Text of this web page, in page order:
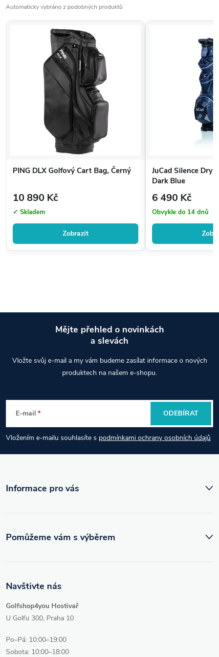
Typ bagu Cart bag
Počet komor 14
Po celé délce bagu
Počet kapes 11 externích kapes
Prémiová PU kůže
cca 89 × 41 × 36 cm
Hmotnost cca 3,4 kg / 4 kg včetně příslušenství
Není aktuálně skladem?
Zavolejte nám na+420 720 029 634.
Automaticky vybráno z podobných produktů
PING DLX Golfový Cart Bag, Černý
10 890 Kč
✓ Skladem
Zobrazit
JuCad Silence Dry
Dark Blue
6 490 Kč
Obvykle do 14 dnů
p
a
t
Mějte přehled o novinkách
a slevách
Vložte svůj e-mail a my vám budeme zasílat informace o nových
produktech na našem e-shopu.
E-mail
Vložením e-mailu souhlasíte s podmínkami ochrany osobních údajů
ODEBÍRAT
Informace pro vás
Navštivte nás
Golfshop4you Hostivař
U Golfu 300, Praha 10
Po–Pá: 10:00–19:00
Sobota: 10:00–18:00
Pomůžeme vám s výběrem